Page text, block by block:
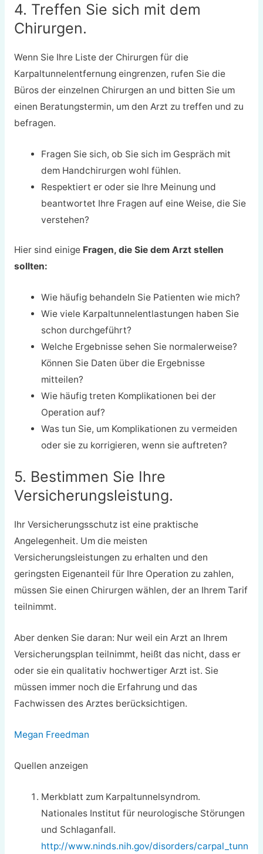
4. Treffen Sie sich mit dem
Chirurgen.
Wenn Sie Ihre Liste der Chirurgen für die
Karpaltunnelentfernung eingrenzen, rufen Sie die
Büros der einzelnen Chirurgen an und bitten Sie um
einen Beratungstermin, um den Arzt zu treffen und zu
befragen.
Fragen Sie sich, ob Sie sich im Gespräch mit
dem Handchirurgen wohl fühlen.
Respektiert er oder sie Ihre Meinung und
beantwortet Ihre Fragen auf eine Weise, die Sie
verstehen?
Hier sind einige Fragen, die Sie dem Arzt stellen
sollten:
Wie häufig behandeln Sie Patienten wie mich?
Wie viele Karpaltunnelentlastungen haben Sie
schon durchgeführt?
Welche Ergebnisse sehen Sie normalerweise?
Können Sie Daten über die Ergebnisse
mitteilen?
Wie häufig treten Komplikationen bei der
Operation auf?
Was tun Sie, um Komplikationen zu vermeiden
oder sie zu korrigieren, wenn sie auftreten?
5. Bestimmen Sie Ihre
Versicherungsleistung.
Ihr Versicherungsschutz ist eine praktische
Angelegenheit. Um die meisten
Versicherungsleistungen zu erhalten und den
geringsten Eigenanteil für Ihre Operation zu zahlen,
müssen Sie einen Chirurgen wählen, der an Ihrem Tarif
teilnimmt.
Aber denken Sie daran: Nur weil ein Arzt an Ihrem
Versicherungsplan teilnimmt, heißt das nicht, dass er
oder sie ein qualitativ hochwertiger Arzt ist. Sie
müssen immer noch die Erfahrung und das
Fachwissen des Arztes berücksichtigen.
Megan Freedman
Quellen anzeigen
Merkblatt zum Karpaltunnelsyndrom.
Nationales Institut für neurologische Störungen
und Schlaganfall.
http://www.ninds.nih.gov/disorders/carpal_tunn